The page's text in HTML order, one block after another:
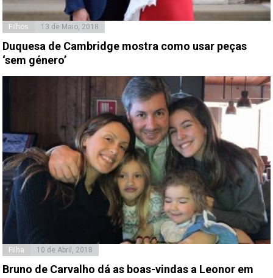
Filhos 13 de Maio, 2018
Duquesa de Cambridge mostra como usar peças
‘sem género’
Filha 10 de Abril, 2018
Bruno de Carvalho dá as boas-vindas a Leonor em